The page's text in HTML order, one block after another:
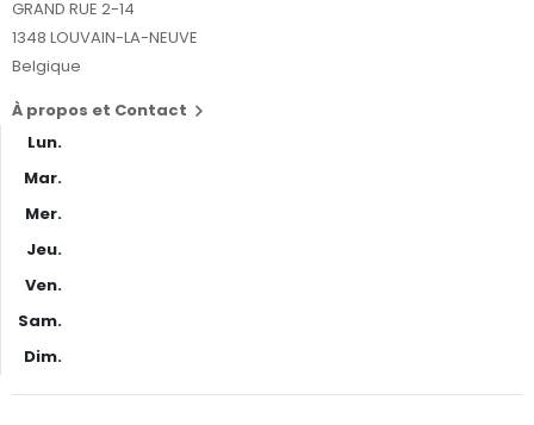
GRAND RUE 2-14
1348 LOUVAIN-LA-NEUVE
Belgique
À propos et Contact 
Lun.
Mar.
Mer.
Jeu.
Ven.
Sam.
Dim.